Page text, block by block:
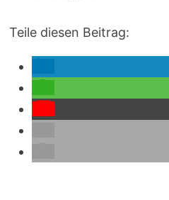
Teile diesen Beitrag: